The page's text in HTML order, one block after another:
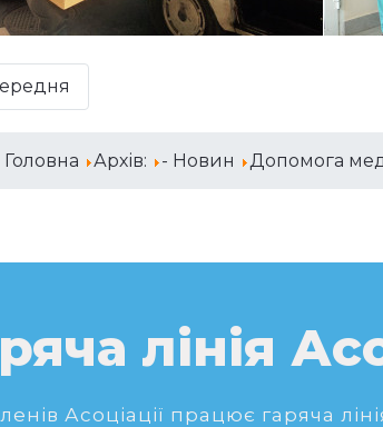
Головна Архів: - Новин Допомога
лінія
Асоціації працює гаряча